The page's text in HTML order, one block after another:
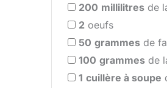
200 millilitres de
2 oeufs
50 grammes de
100 grammes de
1 cuillère à soupe